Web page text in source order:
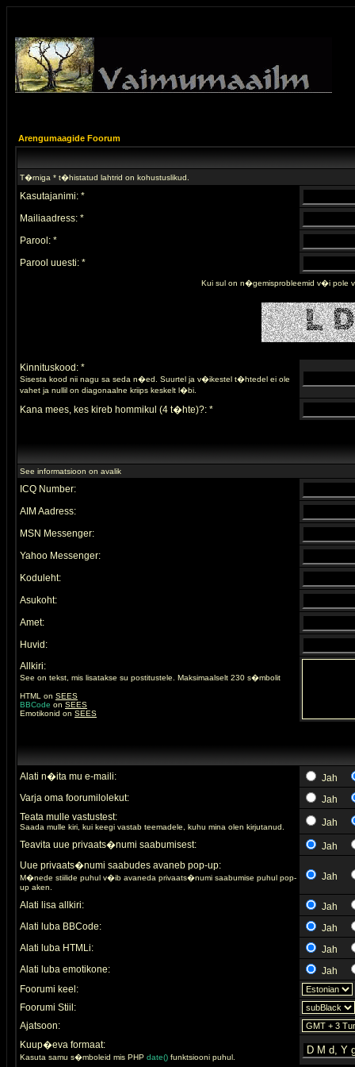
Arengumaagide Foorum
T�rniga * t�histatud lahtrid on kohustuslikud.
Kasutajanimi: *
Mailiaadress: *
Parool: *
Parool uuesti: *
Kui sul on n�gemisprobleemid v�i pole
Kinnituskood: *
Sisesta kood nii nagu sa seda n�ed. Suurtel ja v�ikestel t�htedel ei ole
vahet ja nullil on diagonaalne kriips keskelt l�bi.
Kana mees, kes kireb hommikul (4 t�hte)?: *
See informatsioon on avalik
ICQ Number:
AIM Aadress:
MSN Messenger:
Yahoo Messenger:
Koduleht:
Asukoht:
Amet:
Huvid:
Allkiri:
See on tekst, mis lisatakse su postitustele. Maksimaalselt 230 s�mbolit
HTML on SEES
BBCode on SEES
Emotikonid on SEES
Alati n�ita mu e-maili:
Jah
Varja oma foorumilolekut:
Jah
Teata mulle vastustest:
Saada mulle kiri, kui keegi vastab teemadele, kuhu mina olen kirjutanud.
Jah
Teavita uue privaats�numi saabumisest:
Jah
Uue privaats�numi saabudes avaneb pop-up:
M�nede stiilide puhul v�ib avaneda privaats�numi saabumise puhul pop-
up aken.
Jah
Alati lisa allkiri:
Jah
Alati luba BBCode:
Jah
Alati luba HTMLi:
Jah
Alati luba emotikone:
Jah
Foorumi keel:
Foorumi Stiil:
Ajatsoon:
Kuup�eva formaat:
Kasuta samu s�mboleid mis PHP date() funktsiooni puhul.